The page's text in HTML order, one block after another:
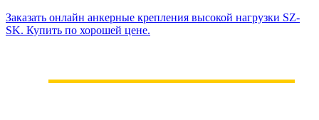
Заказать онлайн анкерные крепления высокой нагрузки SZ-
SK. Купить по хорошей цене.